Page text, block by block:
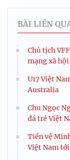
BÀI LIÊN
Chủ tịch
mạng xã hội
U17 Việt
Australia
Chu Ngọc
đá trẻ Việt
Tiền vệ
Việt Nam